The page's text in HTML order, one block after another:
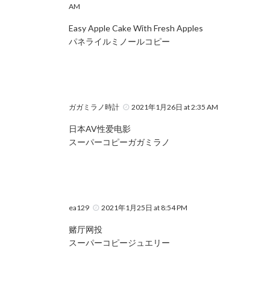
AM
Easy Apple Cake With Fresh Apples
パネライルミノールコピー
ガガミラノ時計 2021年1月26日 at 2:35 AM
日本AV性爱电影
スーパーコピーガガミラノ
ea129 2021年1月25日 at 8:54 PM
赌厅网投
スーパーコピージュエリー